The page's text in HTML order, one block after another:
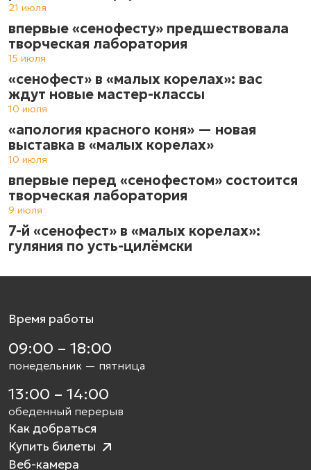
21 июля
впервые «сенофесту» предшествовала
творческая лаборатория
15 июля
«сенофест» в «малых корелах»: вас
ждут новые мастер-классы
10 июля
«апология красного коня» — новая
выставка в «малых корелах»
10 июля
впервые перед «сенофестом» состоится
творческая лаборатория
9 июля
7-й «сенофест» в «малых корелах»:
гуляния по усть-цилёмски
Время работы
09:00 – 18:00
понедельник — пятница
13:00 – 14:00
обеденный перерыв
Как добраться
Купить билеты
Веб-камера